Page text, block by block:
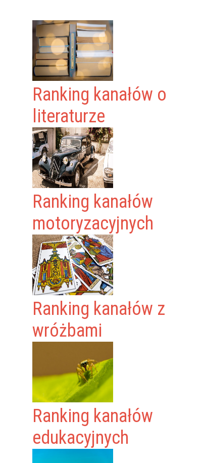
Ranking kanałów o
literaturze
Ranking kanałów
motoryzacyjnych
Ranking kanałów z
wróżbami
Ranking kanałów
edukacyjnych